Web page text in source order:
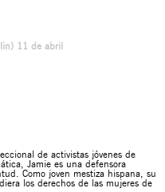
11 de abril
de activistas jóvenes de
Jamie es una defensora
Como joven mestiza hispana, su
los derechos de las mujeres de